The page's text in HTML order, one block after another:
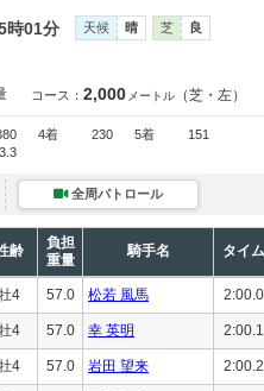
時01分 天候 晴 芝 良
コース： 2,000 メートル （芝・左）
4着 230 5着
151
3.3
全周パトロール
齢
負担
重量
騎手名 タイム
4 57.0 松若 風馬 2:00.0
4 57.0 幸 英明 2:00.1
4 57.0 岩田 望来 2:00.2